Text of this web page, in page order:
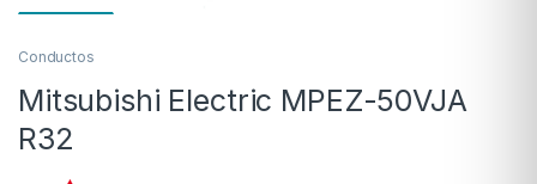
Conductos
Mitsubishi Electric MPEZ-50VJA
R32